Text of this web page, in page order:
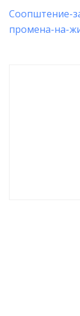
Соопштение-
промена-на-